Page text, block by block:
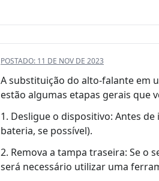
POSTADO: 11 DE NOV DE 2023
A substituição do alto-falante em
estão algumas etapas gerais que
1. Desligue o dispositivo: Antes
bateria, se possível).
2. Remova a tampa traseira: Se o
será necessário utilizar uma